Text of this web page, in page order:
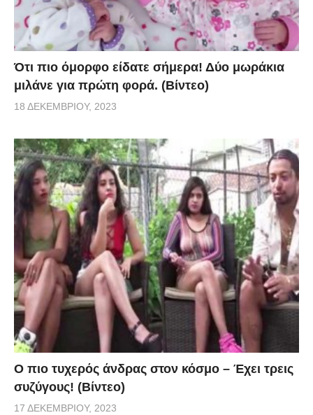
Ότι πιο όμορφο είδατε σήμερα! Δύο μωράκια
μιλάνε για πρώτη φορά. (Βίντεο)
18 ΔΕΚΕΜΒΡΊΟΥ, 2023
Ο πιο τυχερός άνδρας στον κόσμο – Έχει τρεις
συζύγους! (Βίντεο)
17 ΔΕΚΕΜΒΡΊΟΥ, 2023